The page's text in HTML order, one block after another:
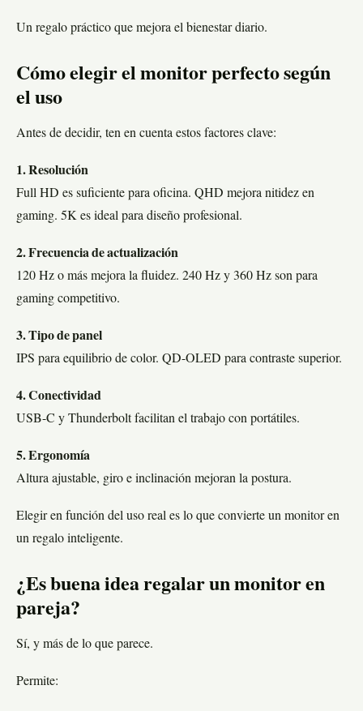
Un regalo práctico que mejora el bienestar diario.
Cómo elegir el monitor perfecto según
el uso
Antes de decidir, ten en cuenta estos factores clave:
1. Resolución
Full HD es suficiente para oficina. QHD mejora nitidez en
gaming. 5K es ideal para diseño profesional.
2. Frecuencia de actualización
120 Hz o más mejora la fluidez. 240 Hz y 360 Hz son para
gaming competitivo.
3. Tipo de panel
IPS para equilibrio de color. QD-OLED para contraste superior.
4. Conectividad
USB-C y Thunderbolt facilitan el trabajo con portátiles.
5. Ergonomía
Altura ajustable, giro e inclinación mejoran la postura.
Elegir en función del uso real es lo que convierte un monitor en
un regalo inteligente.
¿Es buena idea regalar un monitor en
pareja?
Sí, y más de lo que parece.
Permite: